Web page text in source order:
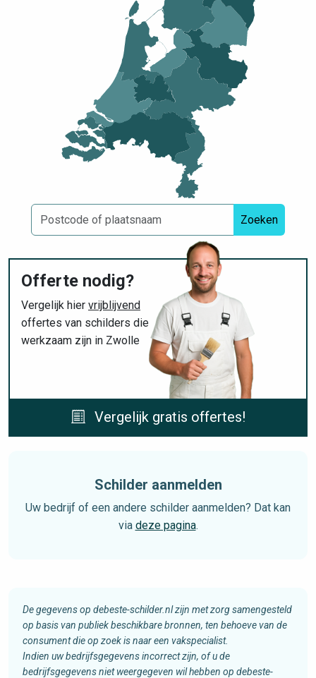
Zoeken
Offerte nodig?
Vergelijk hier vrijblijvend
offertes van schilders die
werkzaam zijn in Zwolle
Vergelijk gratis offertes!
Schilder aanmelden
Uw bedrijf of een andere schilder aanmelden? Dat kan
via deze pagina.
De gegevens op debeste-schilder.nl zijn met zorg samengesteld
op basis van publiek beschikbare bronnen, ten behoeve van de
consument die op zoek is naar een vakspecialist.
Indien uw bedrijfsgegevens incorrect zijn, of u de
bedrijfsgegevens niet weergegeven wil hebben op debeste-